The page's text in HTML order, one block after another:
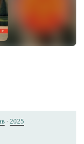
· 2025